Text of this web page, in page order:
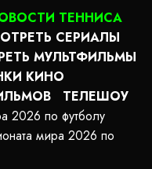
ТЕННИСА
СЕРИАЛЫ
МУЛЬТФИЛЬМЫ
КИНО
ТЕЛЕШОУ
2026 по футболу
мира 2026 по